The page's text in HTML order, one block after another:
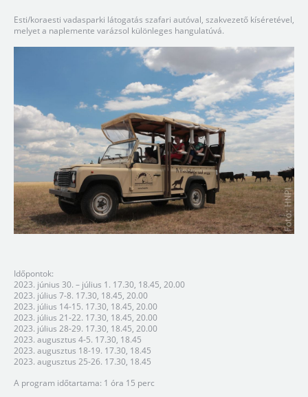
Esti/koraesti vadasparki látogatás szafari autóval, szakvezető kíséretével,
melyet a naplemente varázsol különleges hangulatúvá.
Időpontok:
2023. június 30. – július 1. 17.30, 18.45, 20.00
2023. július 7-8. 17.30, 18.45, 20.00
2023. július 14-15. 17.30, 18.45, 20.00
2023. július 21-22. 17.30, 18.45, 20.00
2023. július 28-29. 17.30, 18.45, 20.00
2023. augusztus 4-5. 17.30, 18.45
2023. augusztus 18-19. 17.30, 18.45
2023. augusztus 25-26. 17.30, 18.45
A program időtartama: 1 óra 15 perc